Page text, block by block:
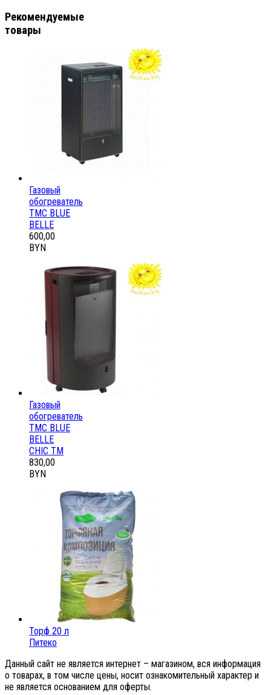
Рекомендуемые
товары
Газовый
обогреватель
ТМС BLUE
BELLE
600,00
BYN
Газовый
обогреватель
ТМС BLUE
BELLE
CHIC ТМ
830,00
BYN
Торф 20 л
Питеко
Данный сайт не является интернет – магазином, вся информация
о товарах, в том числе цены, носит ознакомительный характер и
не является основанием для оферты.